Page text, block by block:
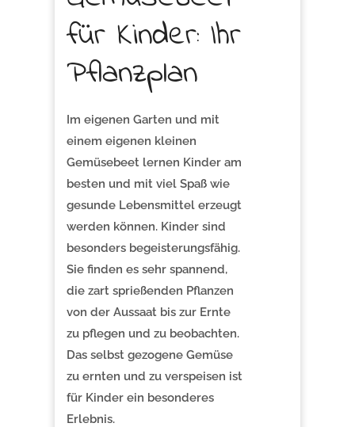
für Kinder: Ihr
Pflanzplan
Im eigenen Garten und mit
einem eigenen kleinen
Gemüsebeet lernen Kinder am
besten und mit viel Spaß wie
gesunde Lebensmittel erzeugt
werden können. Kinder sind
besonders begeisterungsfähig.
Sie finden es sehr spannend,
die zart sprießenden Pflanzen
von der Aussaat bis zur Ernte
zu pflegen und zu beobachten.
Das selbst gezogene Gemüse
zu ernten und zu verspeisen ist
für Kinder ein besonderes
Erlebnis.